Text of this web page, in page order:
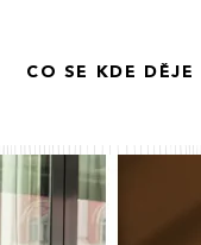
CO SE KDE DĚJE